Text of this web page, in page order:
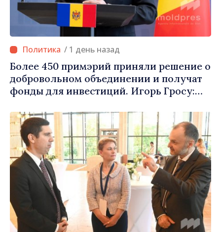
/ 1 день назад
Более 450 примэрий приняли решение о
добровольном объединении и получат
фонды для инвестиций. Игорь Гросу:
населённым пунктам шанс
развиваться»